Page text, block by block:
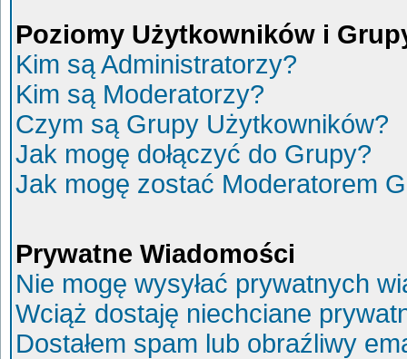
Poziomy Użytkowników i
Kim są Administratorzy?
Kim są Moderatorzy?
Czym są Grupy Użytkowników?
Jak mogę dołączyć do Grupy?
Jak mogę zostać Moderatorem
Prywatne Wiadomości
Nie mogę wysyłać prywatnych
Wciąż dostaję niechciane
Dostałem spam lub obraźliwy